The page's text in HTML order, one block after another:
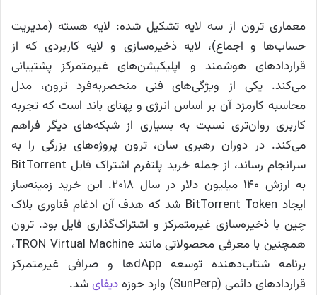
معماری ترون از سه لایه تشکیل شده: لایه هسته (مدیریت
حساب‌ها و اجماع)، لایه ذخیره‌سازی و لایه کاربردی که از
قراردادهای هوشمند و اپلیکیشن‌های غیرمتمرکز پشتیبانی
می‌کند. یکی از ویژگی‌های فنی منحصربه‌فرد ترون، مدل
محاسبه کارمزد آن بر اساس انرژی و پهنای باند است که تجربه
کاربری روان‌تری نسبت به بسیاری از شبکه‌های دیگر فراهم
می‌کند. در دوران رهبری سان، ترون پروژه‌های بزرگی را به
سرانجام رساند، از جمله خرید پلتفرم اشتراک فایل BitTorrent
به ارزش ۱۴۰ میلیون دلار در سال ۲۰۱۸. این خرید زمینه‌ساز
ایجاد BitTorrent Token شد که هدف آن ادغام فناوری بلاک
چین با ذخیره‌سازی غیرمتمرکز و اشتراک‌گذاری فایل بود. ترون
همچنین با معرفی محصولاتی مانند TRON Virtual Machine،
برنامه شتاب‌دهنده توسعه dAppها و صرافی غیرمتمرکز
قراردادهای دائمی (SunPerp) وارد حوزه
دیفایشد.